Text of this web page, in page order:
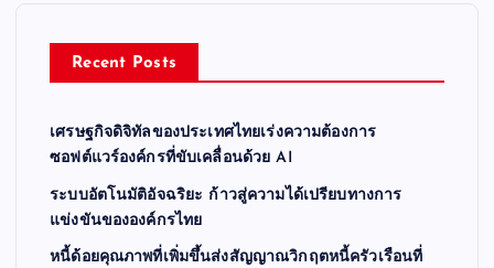
Recent Posts
เศรษฐกิจดิจิทัลของประเทศไทยเร่งความต้องการ
ซอฟต์แวร์องค์กรที่ขับเคลื่อนด้วย AI
ระบบอัตโนมัติอัจฉริยะ ก้าวสู่ความได้เปรียบทางการ
แข่งขันขององค์กรไทย
หนี้ด้อยคุณภาพที่เพิ่มขึ้นส่งสัญญาณวิกฤตหนี้ครัวเรือนที่